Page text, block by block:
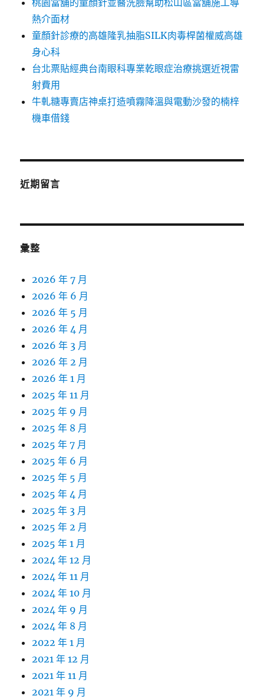
桃園當舖的童顏針並醫洗臉幫助松山區當舖施工導
熱介面材
童顏針診療的高雄隆乳抽脂SILK肉毒桿菌權威高雄
身心科
台北票貼經典台南眼科專業乾眼症治療挑選近視雷
射費用
牛軋糖專賣店神桌打造噴霧降溫與電動沙發的楠梓
機車借錢
近期留言
彙整
2026 年 7 月
2026 年 6 月
2026 年 5 月
2026 年 4 月
2026 年 3 月
2026 年 2 月
2026 年 1 月
2025 年 11 月
2025 年 9 月
2025 年 8 月
2025 年 7 月
2025 年 6 月
2025 年 5 月
2025 年 4 月
2025 年 3 月
2025 年 2 月
2025 年 1 月
2024 年 12 月
2024 年 11 月
2024 年 10 月
2024 年 9 月
2024 年 8 月
2022 年 1 月
2021 年 12 月
2021 年 11 月
2021 年 9 月